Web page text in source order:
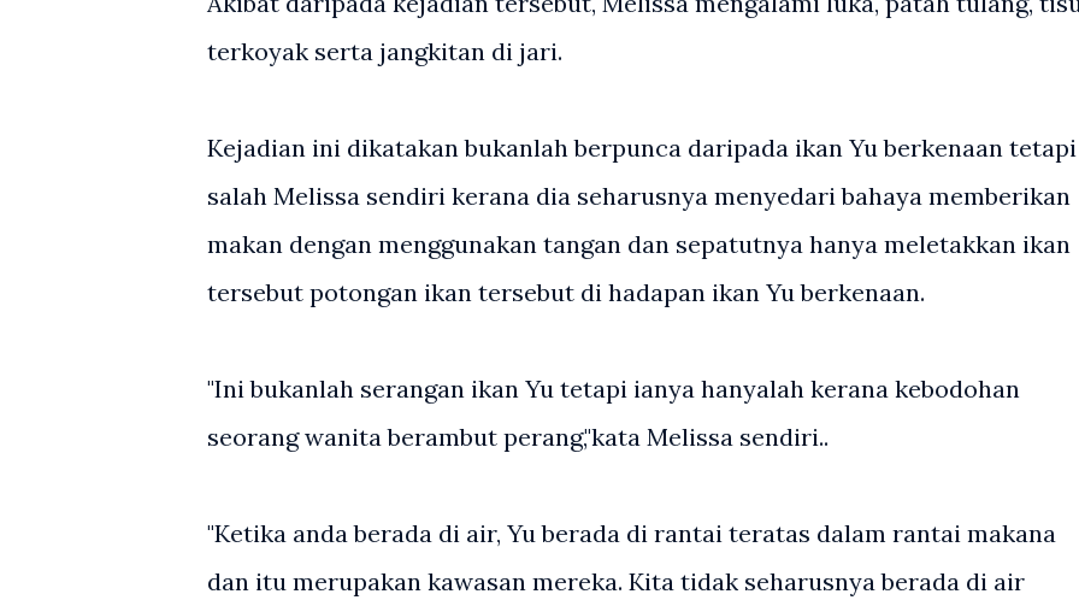
terkoyak serta jangkitan di jari.
Kejadian ini dikatakan bukanlah berpunca daripada ikan Yu berkenaan tetapi
salah Melissa sendiri kerana dia seharusnya menyedari bahaya memberikan
makan dengan menggunakan tangan dan sepatutnya hanya meletakkan ikan
tersebut potongan ikan tersebut di hadapan ikan Yu berkenaan.
"Ini bukanlah serangan ikan Yu tetapi ianya hanyalah kerana kebodohan
seorang wanita berambut perang,"kata Melissa sendiri..
"Ketika anda berada di air, Yu berada di rantai teratas dalam rantai makana
dan itu merupakan kawasan mereka. Kita tidak seharusnya berada di air